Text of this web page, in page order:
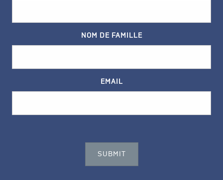
NOM DE FAMILLE
EMAIL